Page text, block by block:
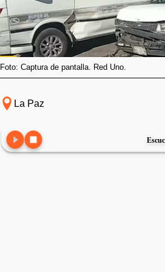
Foto: Captura de pantalla. Red Uno.
La Paz